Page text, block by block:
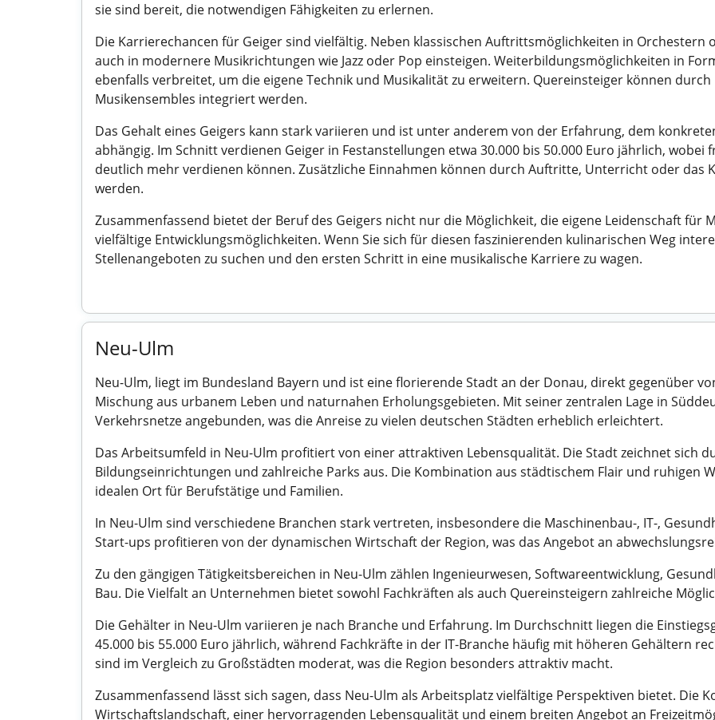
sie sind bereit, die notwendigen Fähigkeiten zu erlernen.
Die Karrierechancen für Geiger sind vielfältig. Neben klassischen Auftrittsmöglichkeiten in
auch in modernere Musikrichtungen wie Jazz oder Pop einsteigen. Weiterbildungsmöglichkeiten in
ebenfalls verbreitet, um die eigene Technik und Musikalität zu erweitern. Quereinsteiger können
Musikensembles integriert werden.
Das Gehalt eines Geigers kann stark variieren und ist unter anderem von der Erfahrung, dem
abhängig. Im Schnitt verdienen Geiger in Festanstellungen etwa 30.000 bis 50.000 Euro jährlich,
deutlich mehr verdienen können. Zusätzliche Einnahmen können durch Auftritte, Unterricht oder das
werden.
Zusammenfassend bietet der Beruf des Geigers nicht nur die Möglichkeit, die eigene Leidenschaft für
vielfältige Entwicklungsmöglichkeiten. Wenn Sie sich für diesen faszinierenden kulinarischen Weg
Stellenangeboten zu suchen und den ersten Schritt in eine musikalische Karriere zu wagen.
Neu-Ulm
Neu-Ulm, liegt im Bundesland Bayern und ist eine florierende Stadt an der Donau, direkt gegenüber
Mischung aus urbanem Leben und naturnahen Erholungsgebieten. Mit seiner zentralen Lage in
Verkehrsnetze angebunden, was die Anreise zu vielen deutschen Städten erheblich erleichtert.
Das Arbeitsumfeld in Neu-Ulm profitiert von einer attraktiven Lebensqualität. Die Stadt zeichnet sich
Bildungseinrichtungen und zahlreiche Parks aus. Die Kombination aus städtischem Flair und ruhigen
idealen Ort für Berufstätige und Familien.
In Neu-Ulm sind verschiedene Branchen stark vertreten, insbesondere die Maschinenbau-, IT-,
Start-ups profitieren von der dynamischen Wirtschaft der Region, was das Angebot an
Zu den gängigen Tätigkeitsbereichen in Neu-Ulm zählen Ingenieurwesen, Softwareentwicklung,
Bau. Die Vielfalt an Unternehmen bietet sowohl Fachkräften als auch Quereinsteigern zahlreiche
Die Gehälter in Neu-Ulm variieren je nach Branche und Erfahrung. Im Durchschnitt liegen die
45.000 bis 55.000 Euro jährlich, während Fachkräfte in der IT-Branche häufig mit höheren Gehältern
sind im Vergleich zu Großstädten moderat, was die Region besonders attraktiv macht.
Zusammenfassend lässt sich sagen, dass Neu-Ulm als Arbeitsplatz vielfältige Perspektiven bietet. Die
Wirtschaftslandschaft, einer hervorragenden Lebensqualität und einem breiten Angebot an